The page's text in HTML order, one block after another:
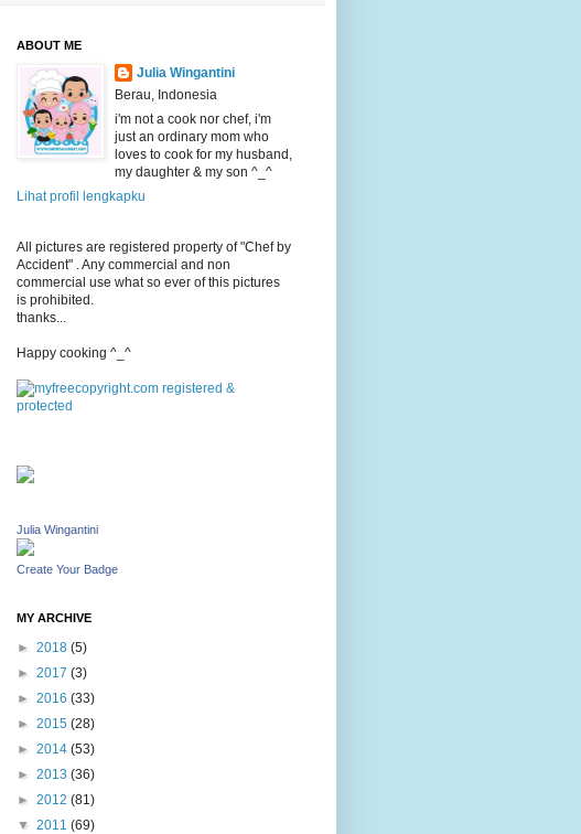
ABOUT ME
Julia Wingantini
Berau, Indonesia
i'm not a cook nor chef, i'm
just an ordinary mom who
loves to cook for my husband,
my daughter & my son ^_^
Lihat profil lengkapku
All pictures are registered property of "Chef by
Accident" . Any commercial and non
commercial use what so ever of this pictures
is prohibited.
thanks...
Happy cooking ^_^
Julia Wingantini
Create Your Badge
MY ARCHIVE
► 2018 (5)
► 2017 (3)
► 2016 (33)
► 2015 (28)
► 2014 (53)
► 2013 (36)
► 2012 (81)
▼ 2011 (69)